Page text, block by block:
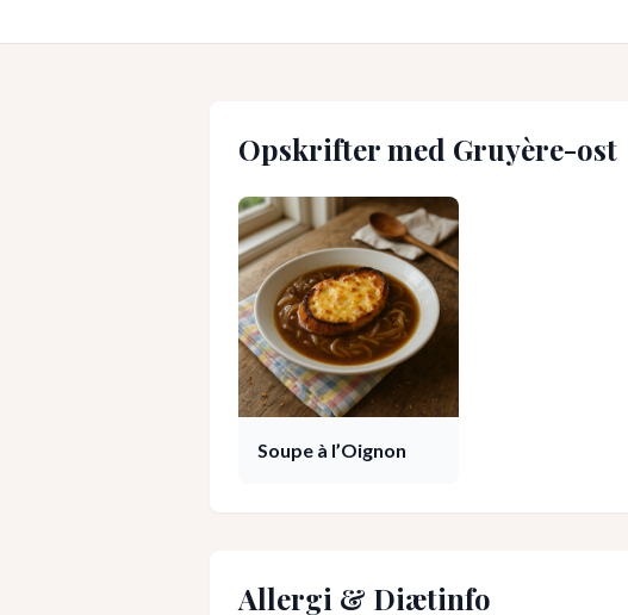
Opskrifter med Gruyère-ost
Soupe à l’Oignon
Allergi & Diætinfo